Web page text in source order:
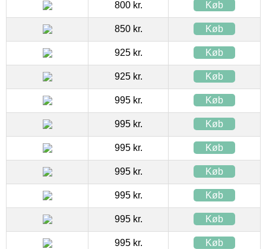
800 kr. Køb
850 kr. Køb
925 kr. Køb
925 kr. Køb
995 kr. Køb
995 kr. Køb
995 kr. Køb
995 kr. Køb
995 kr. Køb
995 kr. Køb
995 kr. Køb